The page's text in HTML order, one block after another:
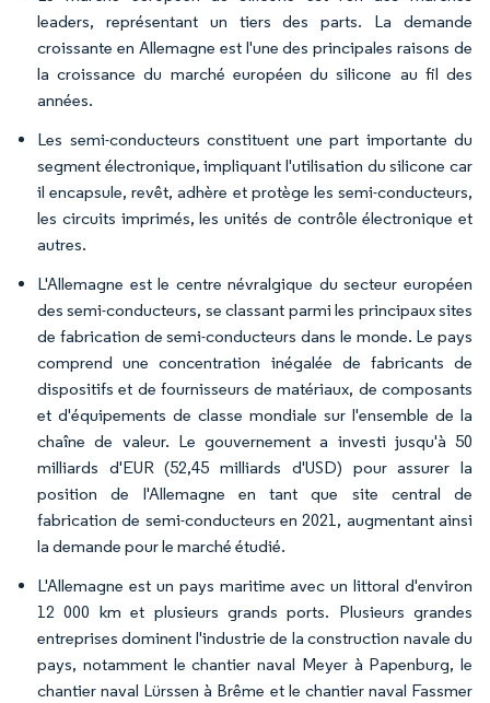
leaders, représentant un tiers des parts. La demande
croissante en Allemagne est l'une des principales raisons de
la croissance du marché européen du silicone au fil des
années.
Les semi-conducteurs constituent une part importante du
segment électronique, impliquant l'utilisation du silicone car
il encapsule, revêt, adhère et protège les semi-conducteurs,
les circuits imprimés, les unités de contrôle électronique et
autres.
L'Allemagne est le centre névralgique du secteur européen
des semi-conducteurs, se classant parmi les principaux sites
de fabrication de semi-conducteurs dans le monde. Le pays
comprend une concentration inégalée de fabricants de
dispositifs et de fournisseurs de matériaux, de composants
et d'équipements de classe mondiale sur l'ensemble de la
chaîne de valeur. Le gouvernement a investi jusqu'à 50
milliards d'EUR (52,45 milliards d'USD) pour assurer la
position de l'Allemagne en tant que site central de
fabrication de semi-conducteurs en 2021, augmentant ainsi
la demande pour le marché étudié.
L'Allemagne est un pays maritime avec un littoral d'environ
12 000 km et plusieurs grands ports. Plusieurs grandes
entreprises dominent l'industrie de la construction navale du
pays, notamment le chantier naval Meyer à Papenburg, le
chantier naval Lürssen à Brême et le chantier naval Fassmer